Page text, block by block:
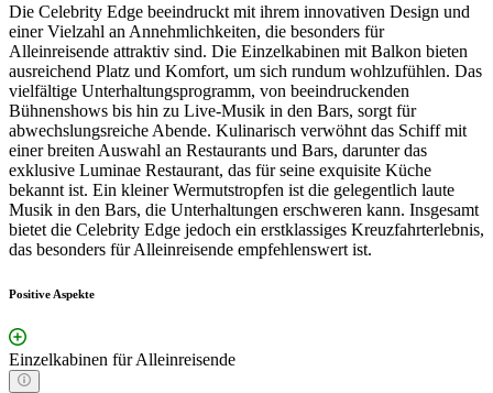
Die Celebrity Edge beeindruckt mit ihrem innovativen Design und
einer Vielzahl an Annehmlichkeiten, die besonders für
Alleinreisende attraktiv sind. Die Einzelkabinen mit Balkon bieten
ausreichend Platz und Komfort, um sich rundum wohlzufühlen. Das
vielfältige Unterhaltungsprogramm, von beeindruckenden
Bühnenshows bis hin zu Live-Musik in den Bars, sorgt für
abwechslungsreiche Abende. Kulinarisch verwöhnt das Schiff mit
einer breiten Auswahl an Restaurants und Bars, darunter das
exklusive Luminae Restaurant, das für seine exquisite Küche
bekannt ist. Ein kleiner Wermutstropfen ist die gelegentlich laute
Musik in den Bars, die Unterhaltungen erschweren kann. Insgesamt
bietet die Celebrity Edge jedoch ein erstklassiges Kreuzfahrterlebnis,
das besonders für Alleinreisende empfehlenswert ist.
Positive Aspekte
Einzelkabinen für Alleinreisende